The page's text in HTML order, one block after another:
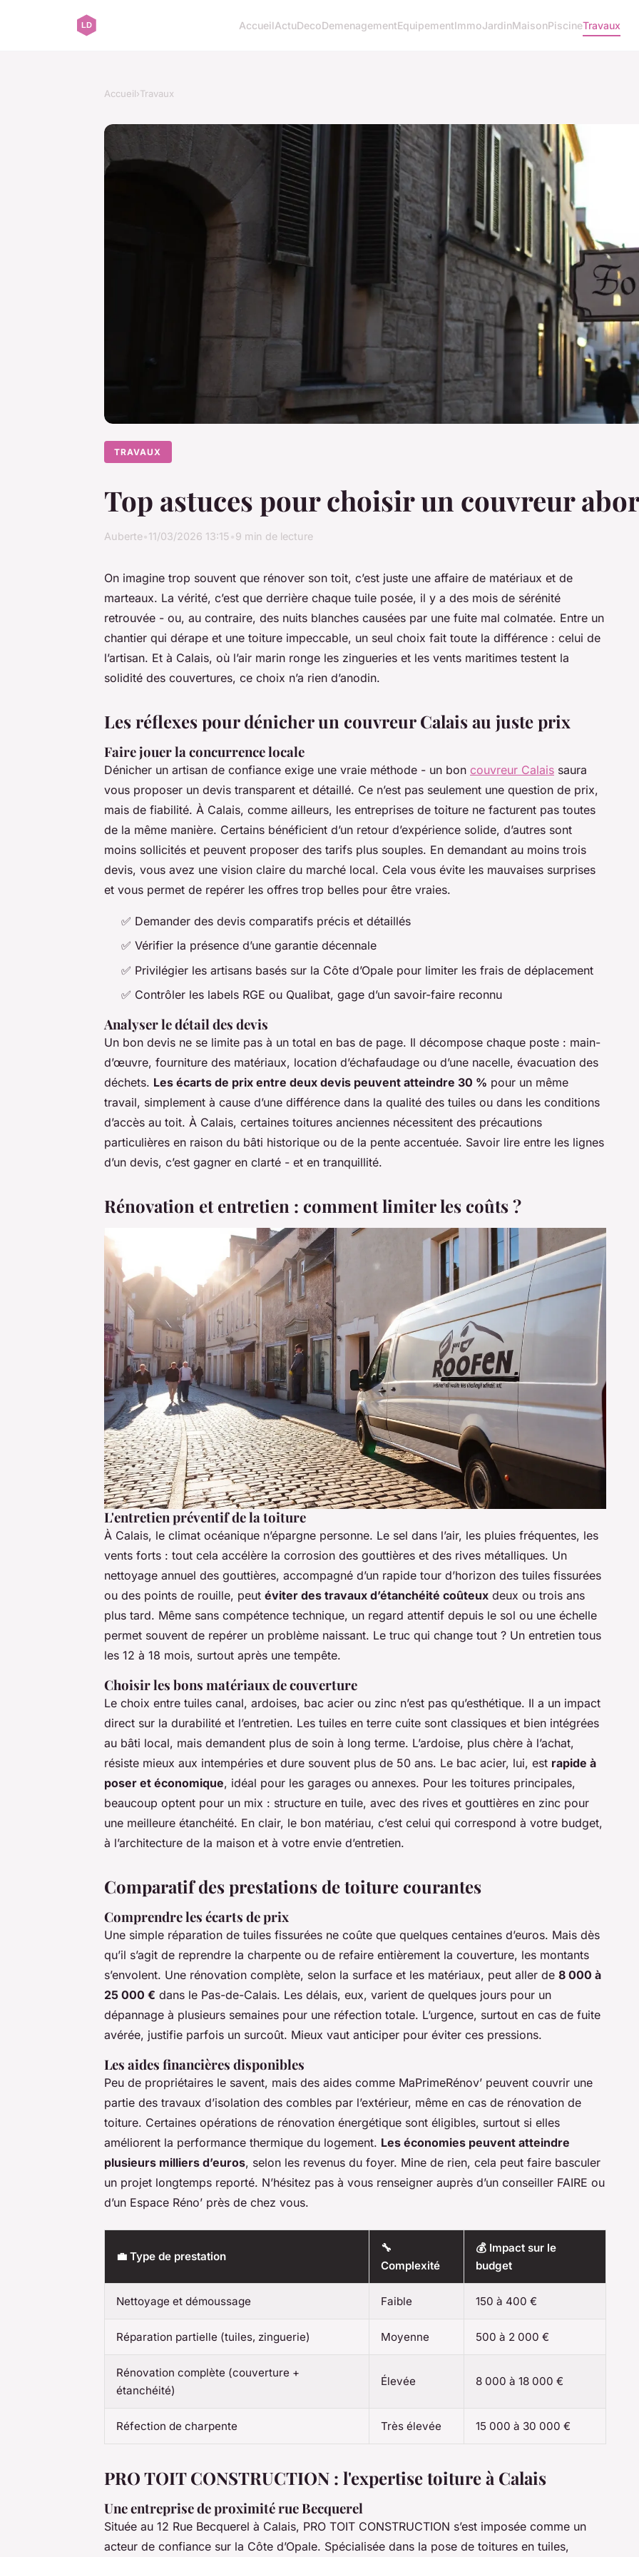
AccueilActuDecoDemenagementEquipementImmoJardinMaisonPiscineTravaux
Accueil›Travaux
TRAVAUX
Top astuces pour choisir un couvreur
Auberte 11/03/2026 13:15 9 min de lecture
On imagine trop souvent que rénover son toit, c’est juste une affaire de matériaux et de
marteaux. La vérité, c’est que derrière chaque tuile posée, il y a des mois de sérénité
retrouvée - ou, au contraire, des nuits blanches causées par une fuite mal colmatée. Entre un
chantier qui dérape et une toiture impeccable, un seul choix fait toute la différence : celui de
l’artisan. Et à Calais, où l’air marin ronge les zingueries et les vents maritimes testent la
solidité des couvertures, ce choix n’a rien d’anodin.
Les réflexes pour dénicher un couvreur Calais au juste prix
Faire jouer la concurrence locale
Dénicher un artisan de confiance exige une vraie méthode - un bon couvreur Calais saura
vous proposer un devis transparent et détaillé. Ce n’est pas seulement une question de prix,
mais de fiabilité. À Calais, comme ailleurs, les entreprises de toiture ne facturent pas toutes
de la même manière. Certains bénéficient d’un retour d’expérience solide, d’autres sont
moins sollicités et peuvent proposer des tarifs plus souples. En demandant au moins trois
devis, vous avez une vision claire du marché local. Cela vous évite les mauvaises surprises
et vous permet de repérer les offres trop belles pour être vraies.
✅ Demander des devis comparatifs précis et détaillés
✅ Vérifier la présence d’une garantie décennale
✅ Privilégier les artisans basés sur la Côte d’Opale pour limiter les frais de déplacement
✅ Contrôler les labels RGE ou Qualibat, gage d’un savoir-faire reconnu
Analyser le détail des devis
Un bon devis ne se limite pas à un total en bas de page. Il décompose chaque poste : main-
d’œuvre, fourniture des matériaux, location d’échafaudage ou d’une nacelle, évacuation des
déchets. Les écarts de prix entre deux devis peuvent atteindre 30 % pour un même
travail, simplement à cause d’une différence dans la qualité des tuiles ou dans les conditions
d’accès au toit. À Calais, certaines toitures anciennes nécessitent des précautions
particulières en raison du bâti historique ou de la pente accentuée. Savoir lire entre les lignes
d’un devis, c’est gagner en clarté - et en tranquillité.
Rénovation et entretien : comment limiter les coûts ?
L'entretien préventif de la toiture
À Calais, le climat océanique n’épargne personne. Le sel dans l’air, les pluies fréquentes, les
vents forts : tout cela accélère la corrosion des gouttières et des rives métalliques. Un
nettoyage annuel des gouttières, accompagné d’un rapide tour d’horizon des tuiles fissurées
ou des points de rouille, peut éviter des travaux d’étanchéité coûteux deux ou trois ans
plus tard. Même sans compétence technique, un regard attentif depuis le sol ou une échelle
permet souvent de repérer un problème naissant. Le truc qui change tout ? Un entretien tous
les 12 à 18 mois, surtout après une tempête.
Choisir les bons matériaux de couverture
Le choix entre tuiles canal, ardoises, bac acier ou zinc n’est pas qu’esthétique. Il a un impact
direct sur la durabilité et l’entretien. Les tuiles en terre cuite sont classiques et bien intégrées
au bâti local, mais demandent plus de soin à long terme. L’ardoise, plus chère à l’achat,
résiste mieux aux intempéries et dure souvent plus de 50 ans. Le bac acier, lui, est rapide à
poser et économique, idéal pour les garages ou annexes. Pour les toitures principales,
beaucoup optent pour un mix : structure en tuile, avec des rives et gouttières en zinc pour
une meilleure étanchéité. En clair, le bon matériau, c’est celui qui correspond à votre budget,
à l’architecture de la maison et à votre envie d’entretien.
Comparatif des prestations de toiture courantes
Comprendre les écarts de prix
Une simple réparation de tuiles fissurées ne coûte que quelques centaines d’euros. Mais dès
qu’il s’agit de reprendre la charpente ou de refaire entièrement la couverture, les montants
s’envolent. Une rénovation complète, selon la surface et les matériaux, peut aller de 8 000 à
25 000 € dans le Pas-de-Calais. Les délais, eux, varient de quelques jours pour un
dépannage à plusieurs semaines pour une réfection totale. L’urgence, surtout en cas de fuite
avérée, justifie parfois un surcoût. Mieux vaut anticiper pour éviter ces pressions.
Les aides financières disponibles
Peu de propriétaires le savent, mais des aides comme MaPrimeRénov’ peuvent couvrir une
partie des travaux d’isolation des combles par l’extérieur, même en cas de rénovation de
toiture. Certaines opérations de rénovation énergétique sont éligibles, surtout si elles
améliorent la performance thermique du logement. Les économies peuvent atteindre
plusieurs milliers d’euros, selon les revenus du foyer. Mine de rien, cela peut faire basculer
un projet longtemps reporté. N’hésitez pas à vous renseigner auprès d’un conseiller FAIRE ou
d’un Espace Réno’ près de chez vous.
💼 Type de prestation
🔧
Complexité
💰 Impact sur le
budget
Nettoyage et démoussage Faible 150 à 400 €
Réparation partielle (tuiles, zinguerie) Moyenne 500 à 2 000 €
Rénovation complète (couverture +
étanchéité)
Élevée 8 000 à 18 000 €
Réfection de charpente Très élevée 15 000 à 30 000 €
PRO TOIT CONSTRUCTION : l'expertise toiture à Calais
Une entreprise de proximité rue Becquerel
Située au 12 Rue Becquerel à Calais, PRO TOIT CONSTRUCTION s’est imposée comme un
acteur de confiance sur la Côte d’Opale. Spécialisée dans la pose de toitures en tuiles,